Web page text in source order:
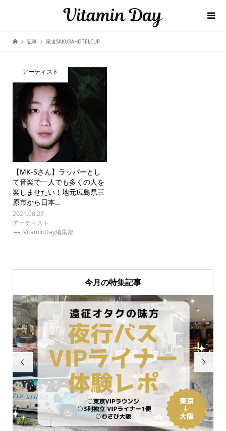
記事 尾道SAKURAHOTELCUP
アーティスト
【MK-Sさん】ラッパーとし
て音楽で一人でも多くの人を
楽しませたい！地元広島県三
原市から日本...
2021.08.23
アーティスト
VitaminDay編集部
今月の特集記事
 